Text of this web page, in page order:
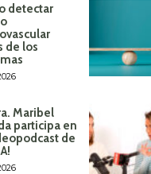
detectar
de los
Maribel
participa en
de